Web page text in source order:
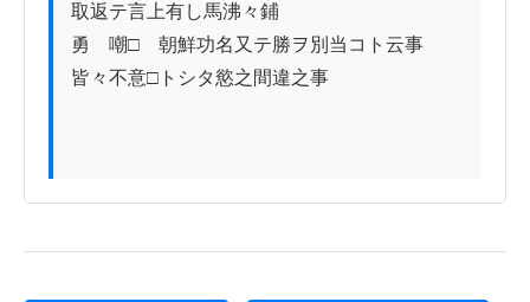
取返テ言上有し馬沸々鋪
勇　嘲□　朝鮮功名又テ勝ヲ別当コト云事
皆々不意□トシタ慾之間違之事